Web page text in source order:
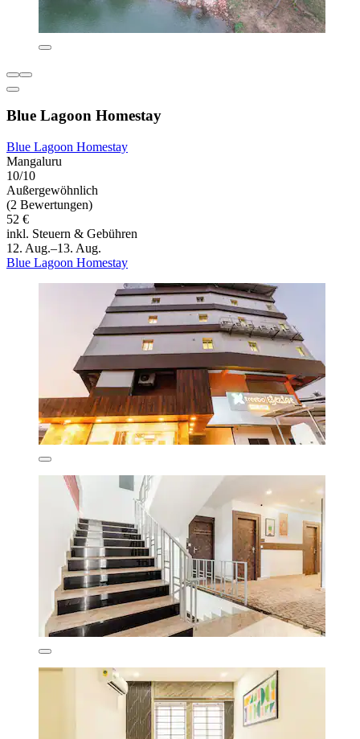
Blue Lagoon Homestay
Blue Lagoon Homestay
Mangaluru
10/10
Außergewöhnlich
(2 Bewertungen)
52 €
inkl. Steuern & Gebühren
12. Aug.–13. Aug.
Blue Lagoon Homestay